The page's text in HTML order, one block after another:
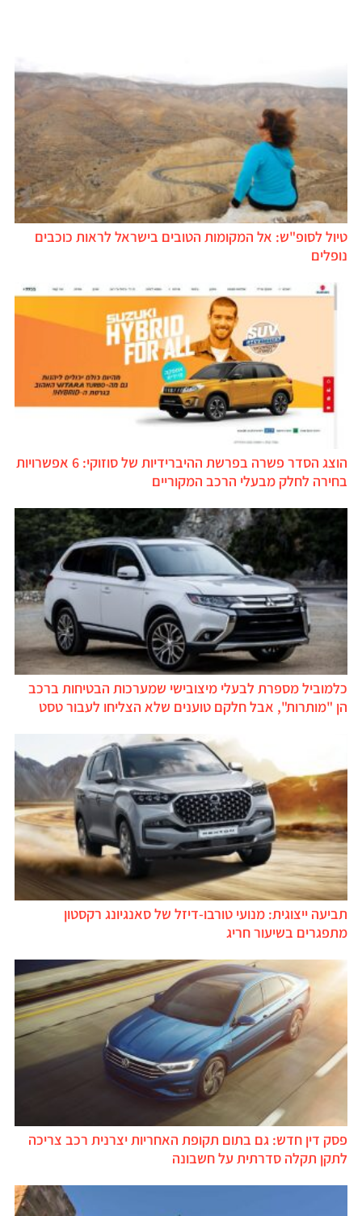
טיול לסופ"ש: אל המקומות הטובים בישראל לראות כוכבים
נופלים
הוצג הסדר פשרה בפרשת ההיברידיות של סוזוקי: 6 אפשרויות
בחירה לחלק מבעלי הרכב המקוריים
כלמוביל מספרת לבעלי מיצובישי שמערכות הבטיחות ברכב
הן "מותרות", אבל חלקם טוענים שלא הצליחו לעבור טסט
תביעה ייצוגית: מנועי טורבו-דיזל של סאנגיונג רקסטון
מתפגרים בשיעור חריג
פסק דין חדש: גם בתום תקופת האחריות יצרנית רכב צריכה
לתקן תקלה סדרתית על חשבונה